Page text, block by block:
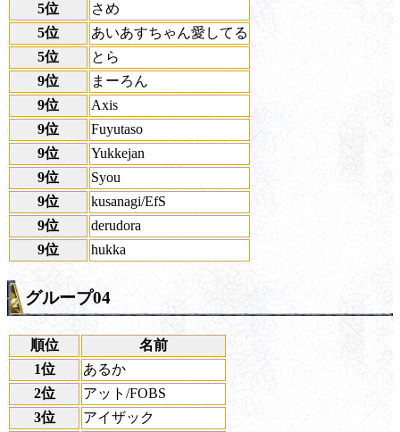
5位
さめ
5位
あいあすちゃん愛してる
5位
とら
9位
まーろん
9位
Axis
9位
Fuyutaso
9位
Yukkejan
9位
Syou
9位
kusanagi/EfS
9位
derudora
9位
hukka
グループ04
順位
名前
1位
あるか
2位
アット/FOBS
3位
アイザック